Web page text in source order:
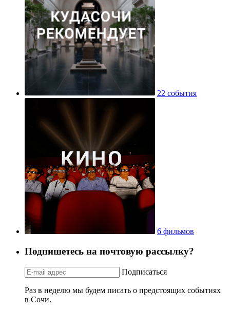
22 события
6 фильмов
Подпишетесь на почтовую рассылку?
Подписаться
Раз в неделю мы будем писать о предстоящих событиях
в Сочи.